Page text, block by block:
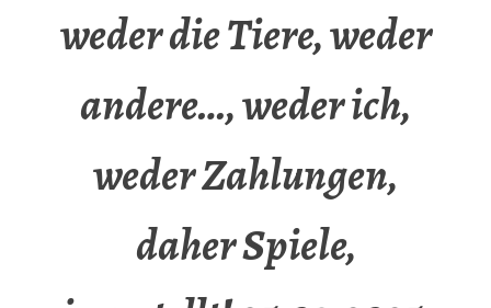
weder die Tiere, weder
andere…, weder ich,
weder Zahlungen,
daher Spiele,